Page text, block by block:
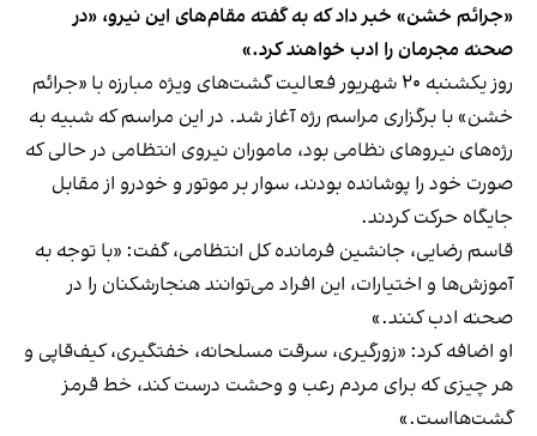
«‌جرائم خشن» خبر داد که به گفته مقام‌های این نیرو، «در
صحنه مجرمان را ادب خواهند کرد.»
روز یکشنبه ۲۰ شهریور فعالیت گشت‌های ویژه مبارزه با «جرائم
خشن» با برگزاری مراسم رژه آغاز شد. در این مراسم که شبیه به
رژه‌های نیروهای نظامی بود، ماموران نیروی انتظامی در حالی که
صورت خود را پوشانده بودند، سوار بر موتور و خودرو از مقابل
جایگاه حرکت کردند.
قاسم رضایی، جانشین فرمانده کل انتظامی، گفت: «با توجه‌ به
آموزش‌ها و اختیارات، این افراد می‌توانند هنجارشکنان را در
صحنه ادب کنند.»
او اضافه کرد: «زورگیری، سرقت مسلحانه، خفتگیری، کیف‌قاپی و
هر چیزی که برای مردم رعب و وحشت درست کند، خط قرمز
گشت‌هااست.»